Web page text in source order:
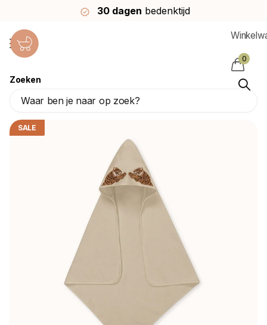
30 dagen bedenktijd
Zoeken
0
Konges Sløjd Badcape Baby Tiger
Konges Sløjd
SALE